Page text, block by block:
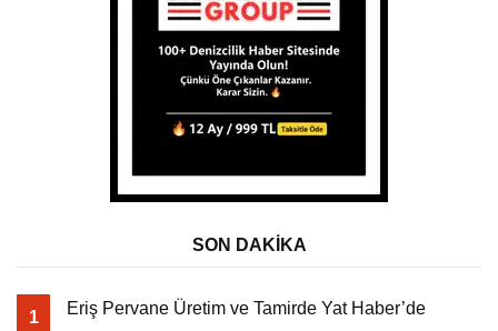
SON DAKİKA
1 Eriş Pervane Üretim ve Tamirde Yat Haber’de